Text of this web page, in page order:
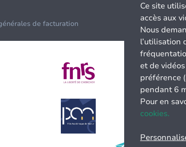
de facturation
Ce site
accès aux
Nous
l’utilisation
et de
préférence
pendant 6
Pour en
cookies.